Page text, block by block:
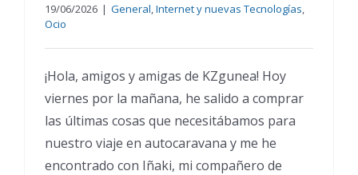
19/06/2026 | General,Internet y nuevas Tecnologías,
Ocio
¡Hola, amigos y amigas de KZgunea! Hoy
viernes por la mañana, he salido a comprar
las últimas cosas que necesitábamos para
nuestro viaje en autocaravana y me he
encontrado con Iñaki, mi compañero de